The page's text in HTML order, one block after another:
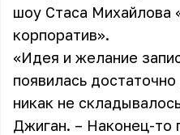
шоу Стаса Михайлова
корпоратив».
«Идея и желание
появилась
никак не
Джиган. – Наконец-то